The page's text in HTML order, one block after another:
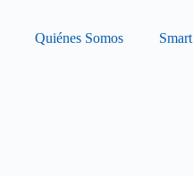
Quiénes Somos